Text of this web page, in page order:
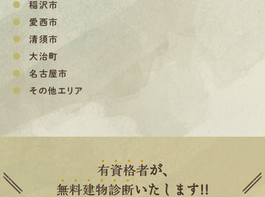
稲沢市
愛西市
清須市
大治町
名古屋市
その他エリア
有資格者が、
無料建物診断いたします!!